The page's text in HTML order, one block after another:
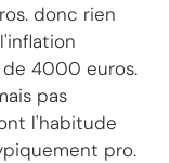
donc rien
4000 euros.
pas
l'habitude
pro.